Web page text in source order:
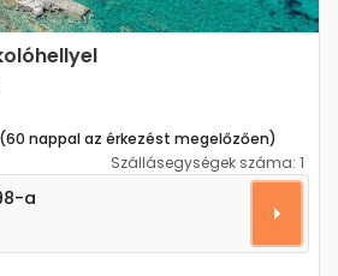
(60 nappal az érkezést megelőzően)
Szállásegységek száma: 1
Orebic (Peljesac) A-27598-a
a